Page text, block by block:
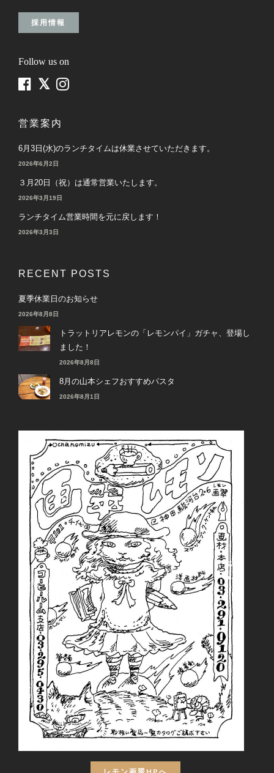
採用情報
Follow us on
営業案内
6月3日(水)のランチタイムは休業させていただきます。
2026年6月2日
３月20日（祝）は通常営業いたします。
2026年3月19日
ランチタイム営業時間を元に戻します！
2026年3月3日
RECENT POSTS
夏季休業日のお知らせ
2026年8月8日
トラットリアレモンの「レモンパイ」ガチャ、登場し
ました！
2026年8月8日
8月の山本シェフおすすめパスタ
2026年8月1日